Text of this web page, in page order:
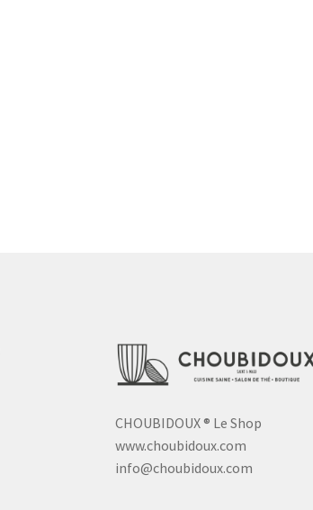
CHOUBIDOUX® Le Shop
www.choubidoux.com
info@choubidoux.com